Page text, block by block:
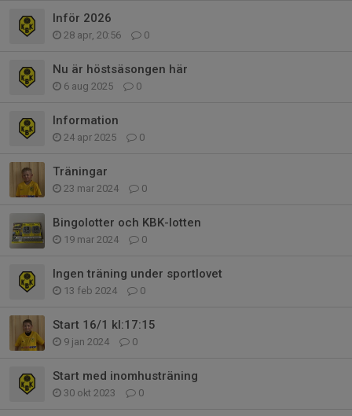
Inför 2026
28 apr, 20:56 0
Nu är höstsäsongen här
6 aug 2025 0
Information
24 apr 2025 0
Träningar
23 mar 2024 0
Bingolotter och KBK-lotten
19 mar 2024 0
Ingen träning under sportlovet
13 feb 2024 0
Start 16/1 kl:17:15
9 jan 2024 0
Start med inomhusträning
30 okt 2023 0